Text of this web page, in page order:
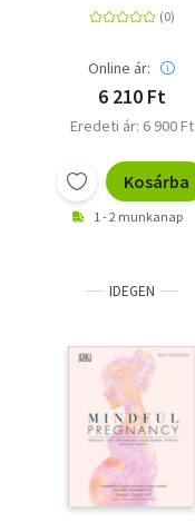
gyógymódok,
trimeszterről
trimeszterre
Online ár:
6 210 Ft
Eredeti ár: 6 900 Ft
Kosárba
1 - 2 munkanap
IDEGEN